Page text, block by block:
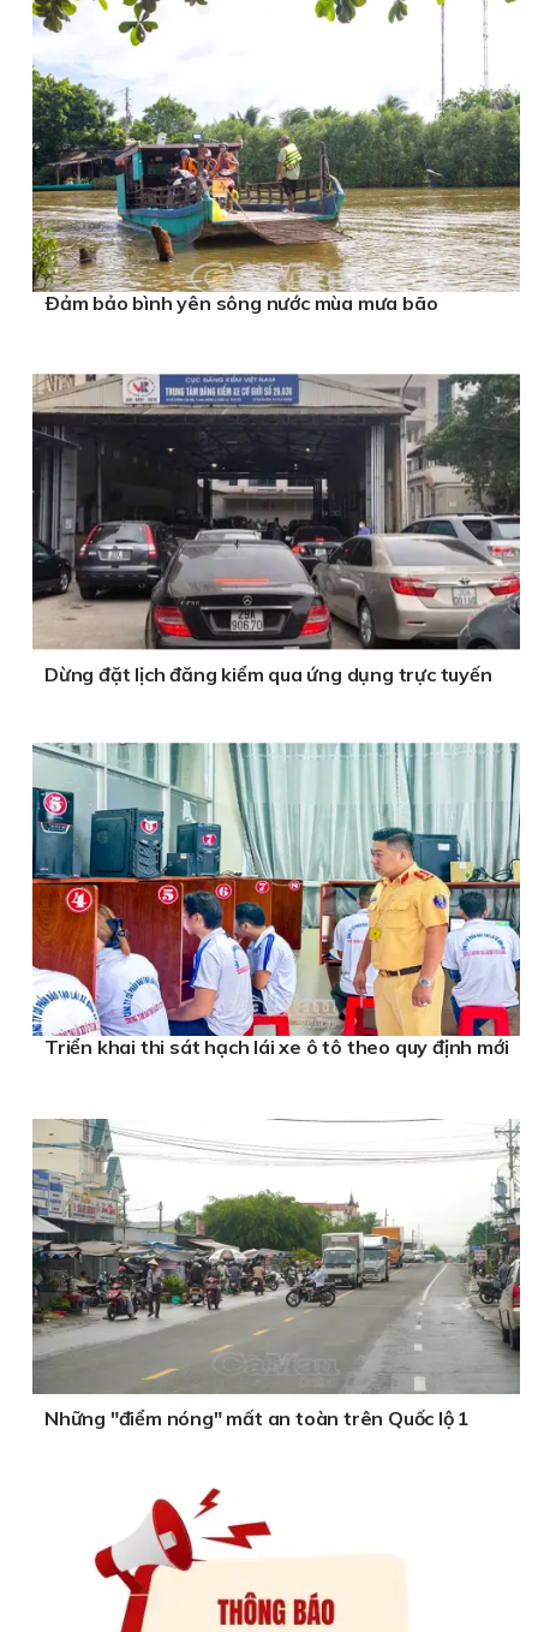
Ðảm bảo bình yên sông nước mùa mưa bão
Dừng đặt lịch đăng kiểm qua ứng dụng trực tuyến
Triển khai thi sát hạch lái xe ô tô theo quy định mới
Những "điểm nóng" mất an toàn trên Quốc lộ 1